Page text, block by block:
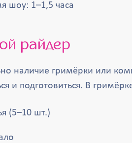
шоу: 1–1,5 часа
райдер
наличие гримёрки или
и подготовиться. В
(5–10 шт.)